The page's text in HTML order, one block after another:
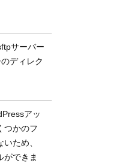
サーバー
ディレク
アッ
つかのフ
ため、
ができま